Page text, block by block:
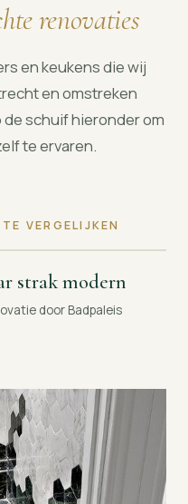
renovaties
en keukens die wij
en omstreken
schuif hieronder om
te ervaren.
VERGELIJKEN
NA
strak modern
door Badpaleis